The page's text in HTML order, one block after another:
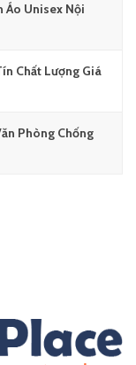
Áo Unisex Nội
Chất Lượng Giá
Phòng Chống